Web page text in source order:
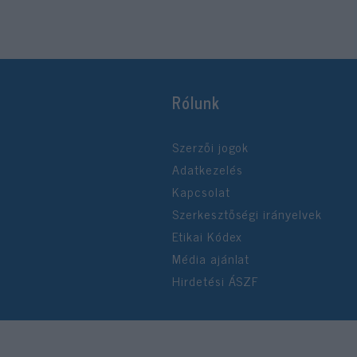
Rólunk
Szerzői jogok
Adatkezelés
Kapcsolat
Szerkesztőségi irányelvek
Etikai Kódex
Média ajánlat
Hirdetési ÁSZF